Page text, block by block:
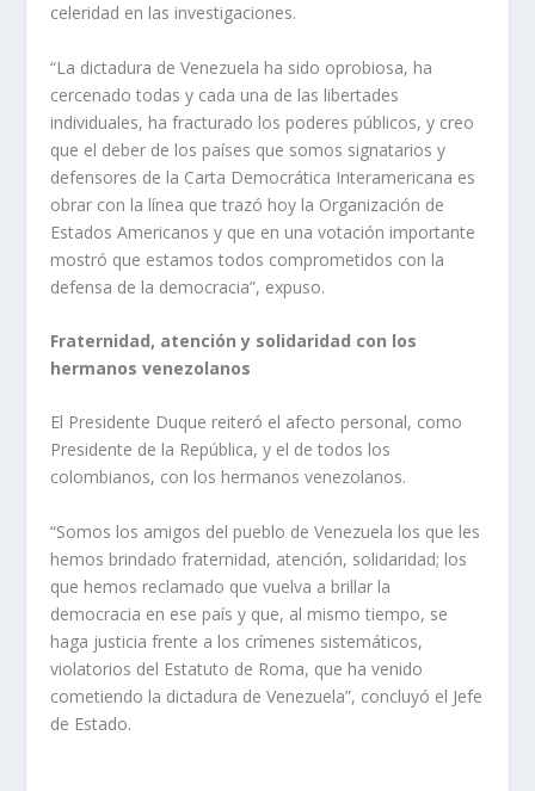
celeridad en las investigaciones.
“La dictadura de Venezuela ha sido oprobiosa, ha
cercenado todas y cada una de las libertades
individuales, ha fracturado los poderes públicos, y creo
que el deber de los países que somos signatarios y
defensores de la Carta Democrática Interamericana es
obrar con la línea que trazó hoy la Organización de
Estados Americanos y que en una votación importante
mostró que estamos todos comprometidos con la
defensa de la democracia”, expuso.
Fraternidad, atención y solidaridad con los
hermanos venezolanos
El Presidente Duque reiteró el afecto personal, como
Presidente de la República, y el de todos los
colombianos, con los hermanos venezolanos.
“Somos los amigos del pueblo de Venezuela los que les
hemos brindado fraternidad, atención, solidaridad; los
que hemos reclamado que vuelva a brillar la
democracia en ese país y que, al mismo tiempo, se
haga justicia frente a los crímenes sistemáticos,
violatorios del Estatuto de Roma, que ha venido
cometiendo la dictadura de Venezuela”, concluyó el Jefe
de Estado.